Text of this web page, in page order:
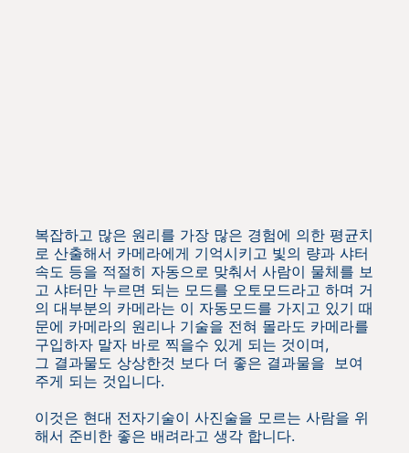
복잡하고 많은 원리를 가장 많은 경험에 의한 평균치
로 산출해서 카메라에게 기억시키고 빛의 량과 샤터
속도 등을 적절히 자동으로 맞춰서 사람이 물체를 보
고 샤터만 누르면 되는 모드를 오토모드라고 하며 거
의 대부분의 카메라는 이 자동모드를 가지고 있기 때
문에 카메라의 원리나 기술을 전혀 몰라도 카메라를
구입하자 말자 바로 찍을수 있게 되는 것이며,
그 결과물도 상상한것 보다 더 좋은 결과물을 보여
주게 되는 것입니다.
이것은 현대 전자기술이 사진술을 모르는 사람을 위
해서 준비한 좋은 배려라고 생각 합니다.